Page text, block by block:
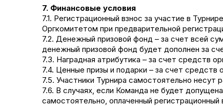
7. Финансовые условия
7.1. Регистрационный взнос за участие в
Оргкомитетом при предварительной
7.2. Денежный призовой фонд – за счет всей
денежный призовой фонд будет дополнен за
7.3. Наградная атрибутика – за счет средств
7.4. Ценные призы и подарки – за счет средств
7.5. Участники Турнира самостоятельно несут
7.6. В случаях, если Команда не будет
самостоятельно, оплаченный